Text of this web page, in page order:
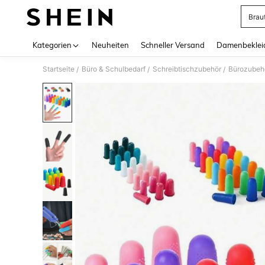
Kategorien Neuheiten Schneller Versand
Startseite / Büro & Schulbedarf / Schreibtischzubehör /